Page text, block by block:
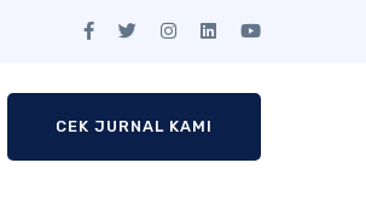
CEK JURNAL KAMI